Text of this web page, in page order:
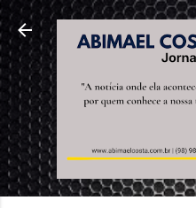
Pular para o